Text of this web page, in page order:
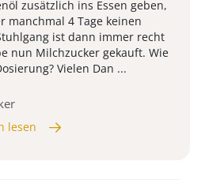
zusätzlich ins Essen geben,
manchmal 4 Tage keinen
ist dann immer recht
nun Milchzucker gekauft. Wie
Vielen Dan ...
lesen